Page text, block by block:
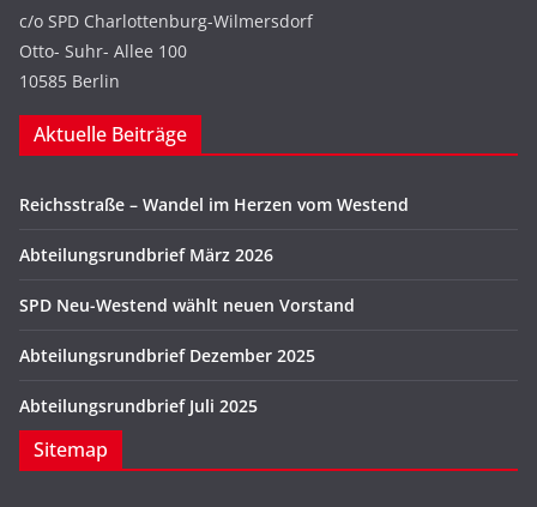
c/o SPD Charlottenburg-Wilmersdorf
Otto- Suhr- Allee 100
10585 Berlin
Aktuelle Beiträge
Reichsstraße – Wandel im Herzen vom Westend
Abteilungsrundbrief März 2026
SPD Neu-Westend wählt neuen Vorstand
Abteilungsrundbrief Dezember 2025
Abteilungsrundbrief Juli 2025
Sitemap